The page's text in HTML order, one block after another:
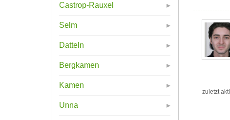
Castrop-Rauxel
Selm
Datteln
Bergkamen
Kamen
Unna
zuletzt